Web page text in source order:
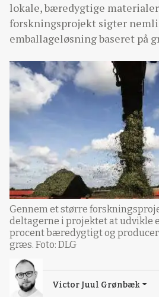
lokale, bæredygtige
forskningsprojekt sigter
emballageløsning baseret på
Gennem et større
deltagerne i projektet at udvikle
procent bæredygtigt og
græs. Foto: DLG
Victor Juul Grønbæk